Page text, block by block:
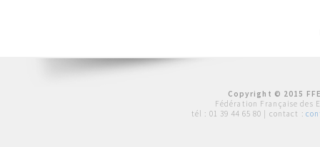
Copyright © 2015
Fédération Française des
tél : 01 39 44 65 80 | contact :